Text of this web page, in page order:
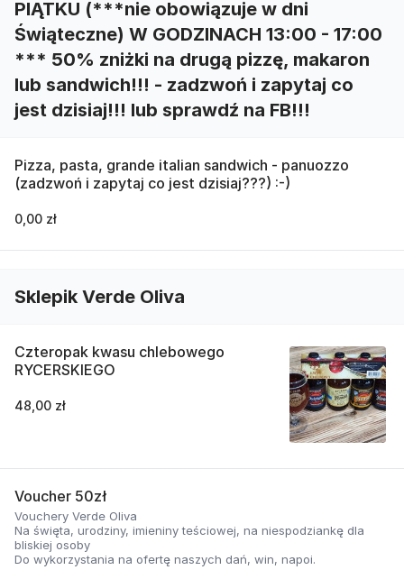
PIĄTKU (***nie obowiązuje w dni
Świąteczne) W GODZINACH 13:00 - 17:00
*** 50% zniżki na drugą pizzę, makaron
lub sandwich!!! - zadzwoń i zapytaj co
jest dzisiaj!!! lub sprawdź na FB!!!
Pizza, pasta, grande italian sandwich - panuozzo
(zadzwoń i zapytaj co jest dzisiaj???) :-)
0,00 zł
Sklepik Verde Oliva
Czteropak kwasu chlebowego
RYCERSKIEGO
48,00 zł
Voucher 50zł
Vouchery Verde Oliva
Na święta, urodziny, imieniny teściowej, na niespodziankę dla
bliskiej osoby
Do wykorzystania na ofertę naszych dań, win, napoi.